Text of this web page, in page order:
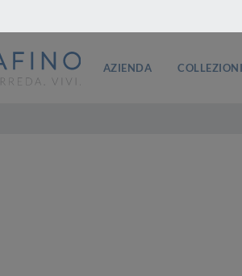
AZIENDA COLLEZIONI